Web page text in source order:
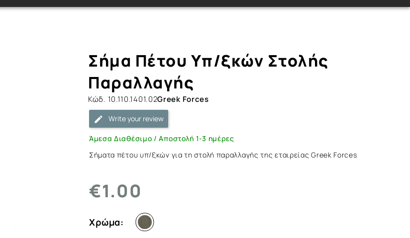
Σήμα
Πέτου
Υπ/
ξκών
Στολής
Παραλλαγής
|
ArmyMarket.gr
Σήμα Πέτου Υπ/ξκών Στολής
Παραλλαγής
Κώδ. 10.110.1401.02Greek Forces
Write your review
Άμεσα Διαθέσιμο / Αποστολή 1-3 ημέρες
Σήματα πέτου υπ/ξκών για τη στολή παραλλαγής της εταιρείας Greek Forces
€1.00
Χρώμα: